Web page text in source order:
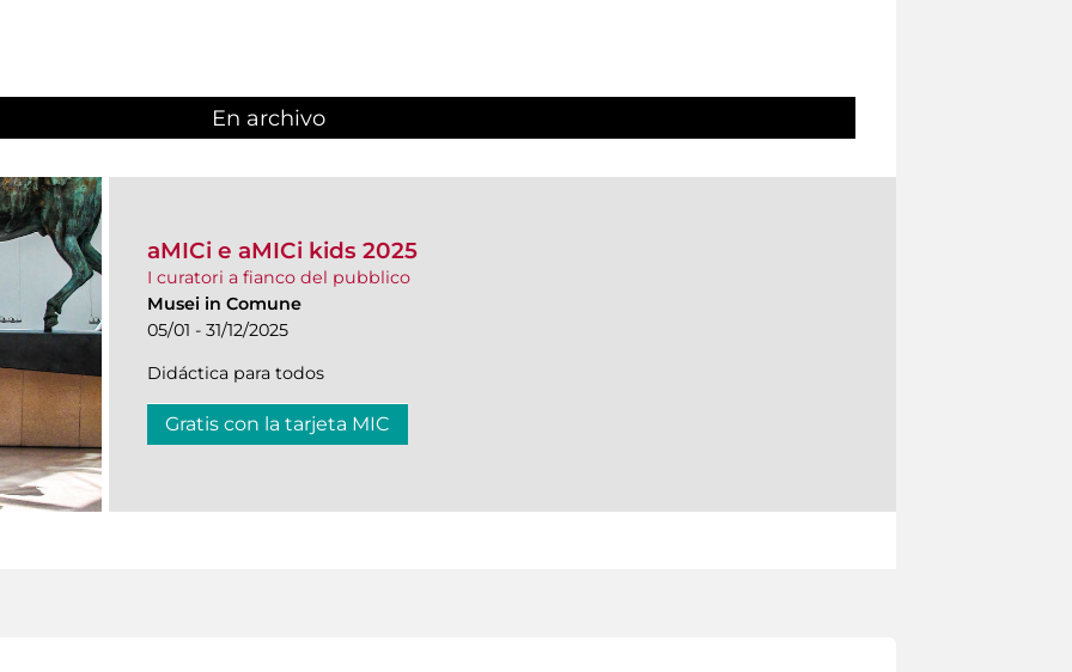
En archivo
aMICi e aMICi kids 2025
I curatori a fianco del pubblico
Musei in Comune
05/01 - 31/12/2025
Didáctica para todos
Gratis con la tarjeta MIC